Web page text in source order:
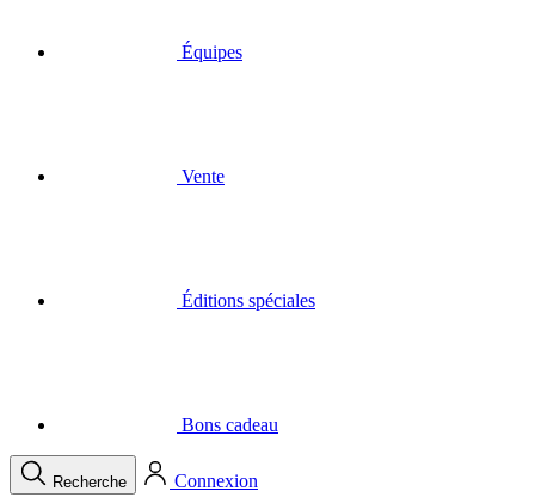
Votre panier est vide
Menu Fermer
Appel